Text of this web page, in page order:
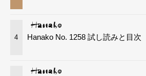
4 Hanako No. 1258 試し読みと目次